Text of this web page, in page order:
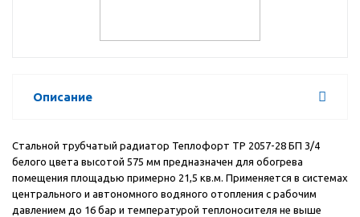
Описание
Стальной трубчатый радиатор Теплофорт ТР 2057-28 БП 3/4
белого цвета высотой 575 мм предназначен для обогрева
помещения площадью примерно 21,5 кв.м. Применяется в системах
центрального и автономного водяного отопления с рабочим
давлением до 16 бар и температурой теплоносителя не выше